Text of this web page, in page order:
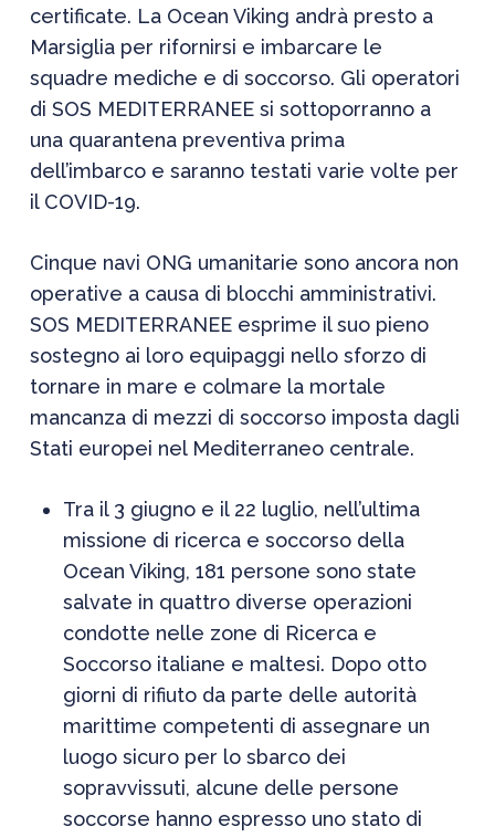
certificate. La Ocean Viking andrà presto a
Marsiglia per rifornirsi e imbarcare le
squadre mediche e di soccorso. Gli operatori
di SOS MEDITERRANEE si sottoporranno a
una quarantena preventiva prima
dell’imbarco e saranno testati varie volte per
il COVID-19.
Cinque navi ONG umanitarie sono ancora non
operative a causa di blocchi amministrativi.
SOS MEDITERRANEE esprime il suo pieno
sostegno ai loro equipaggi nello sforzo di
tornare in mare e colmare la mortale
mancanza di mezzi di soccorso imposta dagli
Stati europei nel Mediterraneo centrale.
Tra il 3 giugno e il 22 luglio, nell’ultima
missione di ricerca e soccorso della
Ocean Viking, 181 persone sono state
salvate in quattro diverse operazioni
condotte nelle zone di Ricerca e
Soccorso italiane e maltesi. Dopo otto
giorni di rifiuto da parte delle autorità
marittime competenti di assegnare un
luogo sicuro per lo sbarco dei
sopravvissuti, alcune delle persone
soccorse hanno espresso uno stato di